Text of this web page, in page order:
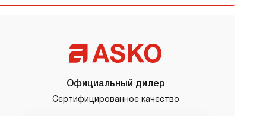
Официальный дилер
Сертифицированное качество